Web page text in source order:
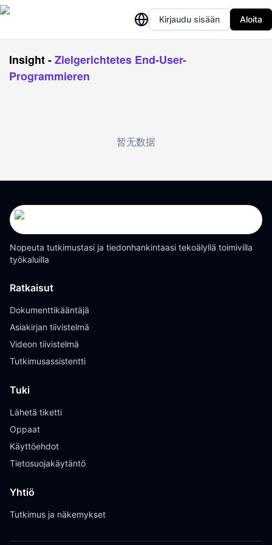
Kirjaudu sisään Aloita
Insight-Zielgerichtetes End-User-
Programmieren
暂无数据
Nopeuta tutkimustasi ja tiedonhankintaasi tekoälyllä toimivilla
työkaluilla
Ratkaisut
Dokumenttikääntäjä
Asiakirjan tiivistelmä
Videon tiivistelmä
Tutkimusassistentti
Tuki
Lähetä tiketti
Oppaat
Käyttöehdot
Tietosuojakäytäntö
Yhtiö
Tutkimus ja näkemykset